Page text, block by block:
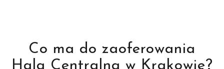
Co ma do zaoferowania
Hala Centralna w Krakowie?